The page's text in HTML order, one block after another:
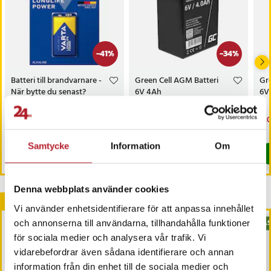
Samtycke Information Om
Denna webbplats använder cookies
Vi använder enhetsidentifierare för att anpassa innehållet
och annonserna till användarna, tillhandahålla funktioner
för sociala medier och analysera vår trafik. Vi
vidarebefordrar även sådana identifierare och annan
information från din enhet till de sociala medier och
-41%
Batteri till brandvarnare -
När bytte du senast?
Nuvarande pris
29 kr
Köp
-34%
Green Cell AGM Batteri
6V 4Ah